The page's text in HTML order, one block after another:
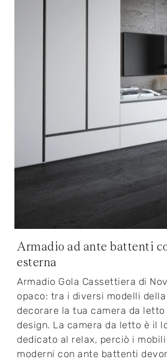
Armadio ad ante battenti
esterna
Armadio Gola Cassettiera di
opaco: tra i diversi modelli
decorare la tua camera da
design. La camera da letto è il
dedicato al relax, perciò i
moderni con ante battenti